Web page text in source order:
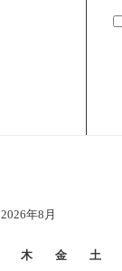
2026年8月
木 金 土